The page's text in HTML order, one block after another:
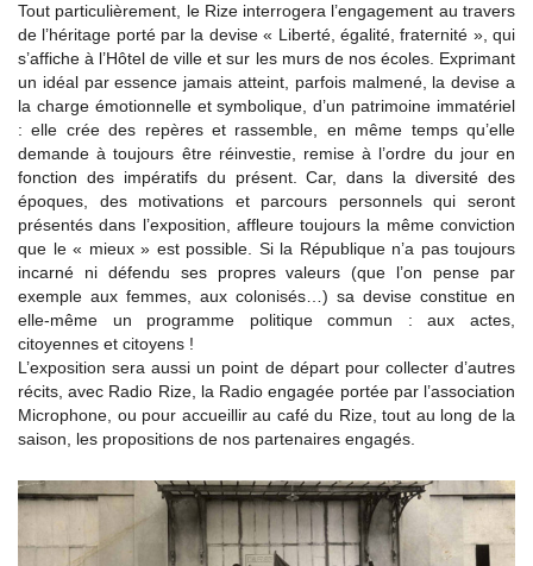
Tout particulièrement, le Rize interrogera l’engagement au travers
de l’héritage porté par la devise « Liberté, égalité, fraternité », qui
s’affiche à l’Hôtel de ville et sur les murs de nos écoles. Exprimant
un idéal par essence jamais atteint, parfois malmené, la devise a
la charge émotionnelle et symbolique, d’un patrimoine immatériel
: elle crée des repères et rassemble, en même temps qu’elle
demande à toujours être réinvestie, remise à l’ordre du jour en
fonction des impératifs du présent. Car, dans la diversité des
époques, des motivations et parcours personnels qui seront
présentés dans l’exposition, affleure toujours la même conviction
que le « mieux » est possible. Si la République n’a pas toujours
incarné ni défendu ses propres valeurs (que l’on pense par
exemple aux femmes, aux colonisés…) sa devise constitue en
elle-même un programme politique commun : aux actes,
citoyennes et citoyens !
L’exposition sera aussi un point de départ pour collecter d’autres
récits, avec Radio Rize, la Radio engagée portée par l’association
Microphone, ou pour accueillir au café du Rize, tout au long de la
saison, les propositions de nos partenaires engagés.